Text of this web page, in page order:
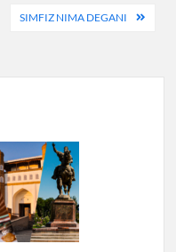
SIMFIZ NIMA DEGANI